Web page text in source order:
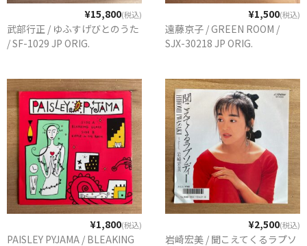
¥15,800(税込)
武部行正 / ゆふすげびとのうた
/ SF-1029 JP ORIG.
¥1,500(税込)
遠藤京子 / GREEN ROOM /
SJX-30218 JP ORIG.
¥1,800(税込)
PAISLEY PYJAMA / BLEAKING
¥2,500(税込)
岩崎宏美 / 聞こえてくるラプソ